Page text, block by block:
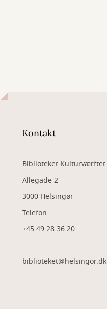
Kontakt
Biblioteket Kulturværftet
Allegade 2
3000 Helsingør
Telefon:
+45 49 28 36 20
biblioteket@helsingor.dk